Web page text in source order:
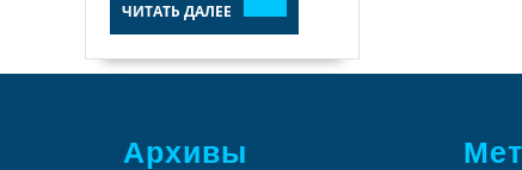
ЧИТАТЬ ДАЛЕЕ ДАЛЕЕ
Архивы